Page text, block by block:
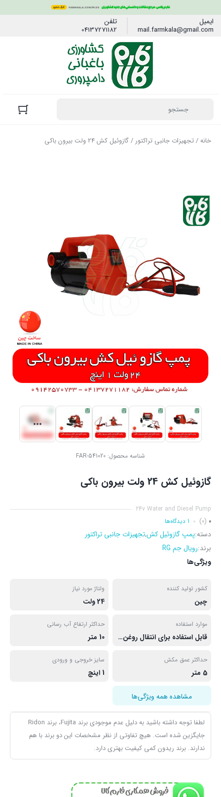
ایمیل
mail.farmkala@gmail.com
تلفن
04137271182
خانه/تجهیزات جانبی تراکتور / گازوئیل کش 24 ولت بیرون باکی
شناسه محصول: FAR-541020
گازوئیل کش 24 ولت بیرون باکی
24v Water and Diesel Pump
0
(0) 1 دیدگاه‌ها
دسته:پمپ گازوئیل کش,تجهیزات جانبی تراکتور
برند:رویال جم RG
ویژگی‌ها
کشور تولید کننده
چین
ولتاژ مورد نیاز
24 ولت
موارد استفاده
قابل استفاده برای انتقال روغن، گازوئیل و ... با سایز کوچک و سبک و توری فلزی
حداکثر ارتفاع آب رسانی
10 متر
حداکثر عمق مکش
5 متر
سایز خروجی و ورودی
1 اینچ
مشاهده همه ویژگی‌ها
لطفا توجه داشته باشید به دلیل عدم موجودی برند Fujita، برند Ridon
جایگزین شده است. هیچ تفاوتی از نظر مشخصات این دو برند با هم
ندارند. برند ریدون کمی کیفیت بهتری دارد.